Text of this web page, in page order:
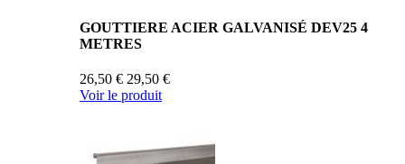
GOUTTIERE ACIER GALVANISÉ DEV25 4
METRES
26,50 € 29,50 €
Voir le produit